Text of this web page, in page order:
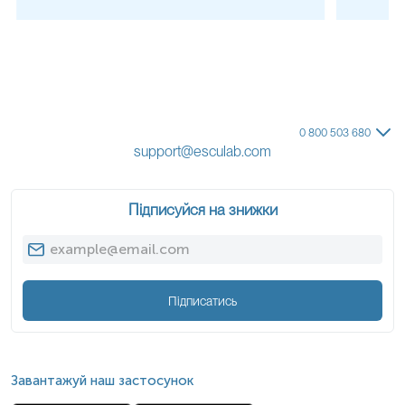
0 800 503 680
support@esculab.com
Підписуйся на знижки
Підписатись
Завантажуй наш застосунок